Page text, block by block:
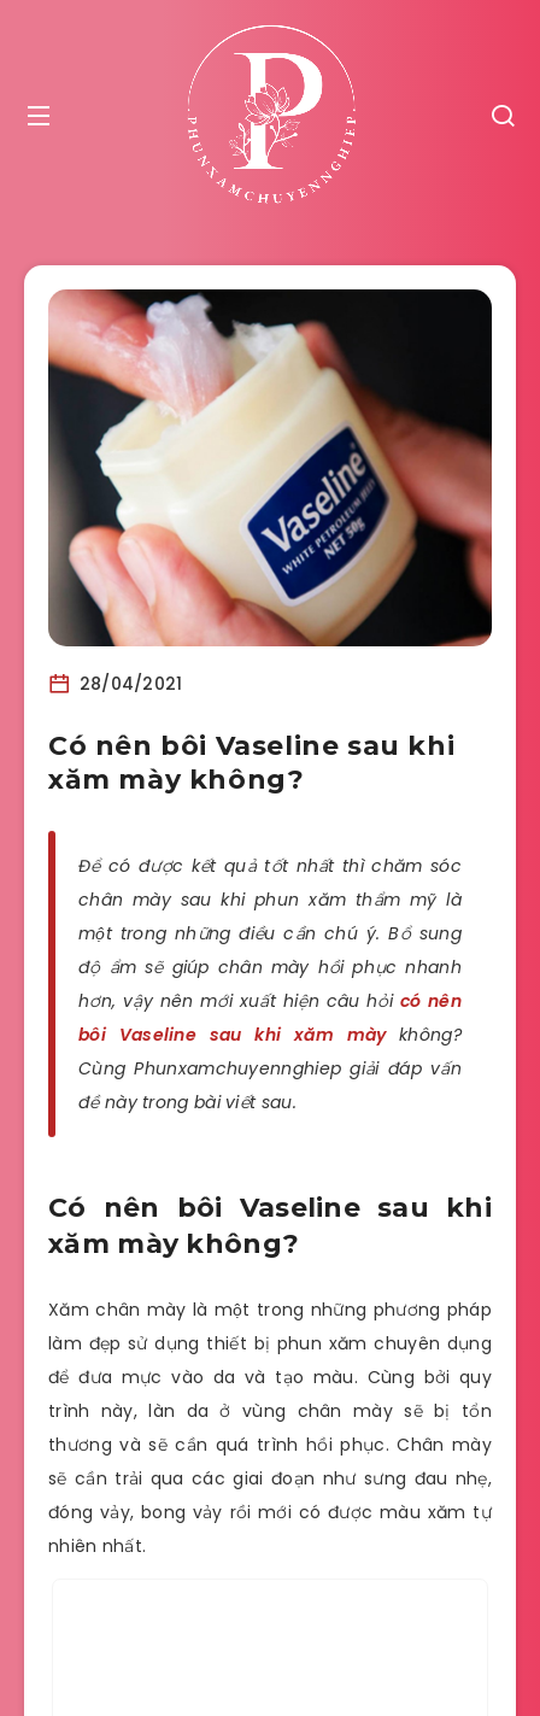
28/04/2021
Có nên bôi Vaseline sau khi
xăm mày không?
Để có được kết quả tốt nhất thì chăm sóc
chân mày sau khi phun xăm thẩm mỹ là
một trong những điều cần chú ý. Bổ sung
độ ẩm sẽ giúp chân mày hồi phục nhanh
hơn, vậy nên mới xuất hiện câu hỏi có nên
bôi Vaseline sau khi xăm màykhông?
Cùng Phunxamchuyennghiep giải đáp vấn
đề này trong bài viết sau.
Có nên bôi Vaseline sau khi
xăm mày không?
Xăm chân mày là một trong những phương pháp
làm đẹp sử dụng thiết bị phun xăm chuyên dụng
để đưa mực vào da và tạo màu. Cùng bởi quy
trình này, làn da ở vùng chân mày sẽ bị tổn
thương và sẽ cần quá trình hồi phục. Chân mày
sẽ cần trải qua các giai đoạn như sưng đau nhẹ,
đóng vảy, bong vảy rồi mới có được màu xăm tự
nhiên nhất.